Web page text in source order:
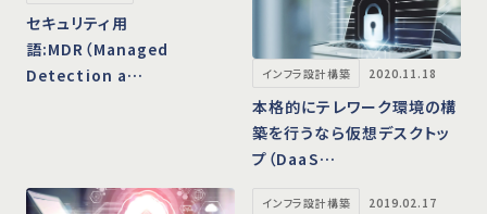
セキュリティ用
語:MDR（Managed
Detection a…
インフラ設計構築 2020.11.18
本格的にテレワーク環境の構
築を行うなら仮想デスクトッ
プ（DaaS…
インフラ設計構築 2019.02.17